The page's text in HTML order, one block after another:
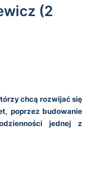
(2
chcą rozwijać się
poprzez budowanie
jednej z